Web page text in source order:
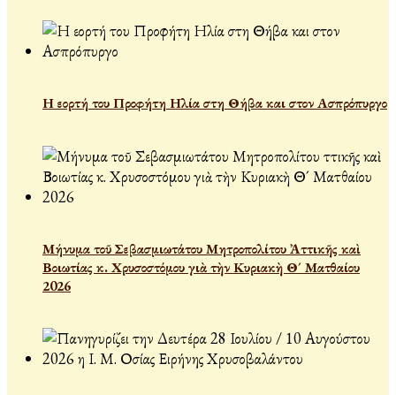
Η εορτή του Προφήτη Ηλία στη Θήβα και στον Ασπρόπυργο
Μήνυμα τοῦ Σεβασμιωτάτου Μητροπολίτου Ἀττικῆς καὶ
Βοιωτίας κ. Χρυσοστόμου γιὰ τὴν Κυριακὴ Θ´ Ματθαίου
2026